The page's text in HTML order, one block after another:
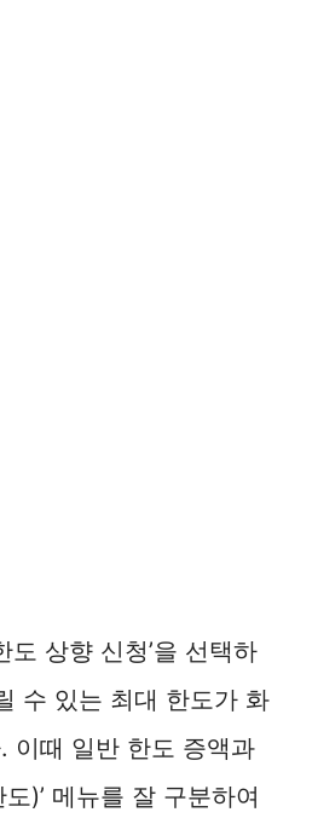
도 상향 신청’을 선택하
수 있는 최대 한도가 화
이때 일반 한도 증액과
)’ 메뉴를 잘 구분하여